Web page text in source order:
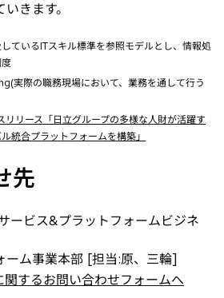
きます。
ているITスキル標準を参照モデルとし、情報処
実際の職務現場において、業務を通して行う
リリース「日立グループの多様な人財が活躍す
統合プラットフォームを構築」
先
ービス&プラットフォームビジネ
ーム事業本部 [担当:原、三輪]
関するお問い合わせフォームへ